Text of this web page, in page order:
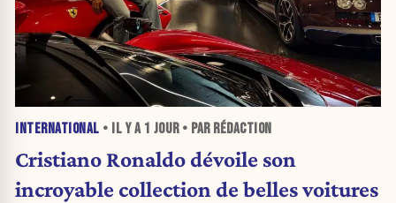
INTERNATIONAL • IL Y A 1 JOUR• PAR RÉDACTION
Cristiano Ronaldo dévoile son
incroyable collection de belles voitures